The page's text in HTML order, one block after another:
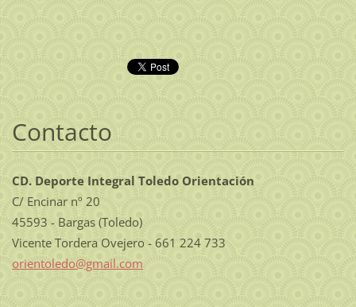
Contacto
CD. Deporte Integral Toledo Orientación
C/ Encinar nº 20
45593 - Bargas (Toledo)
Vicente Tordera Ovejero - 661 224 733
orientoledo@gmail.com